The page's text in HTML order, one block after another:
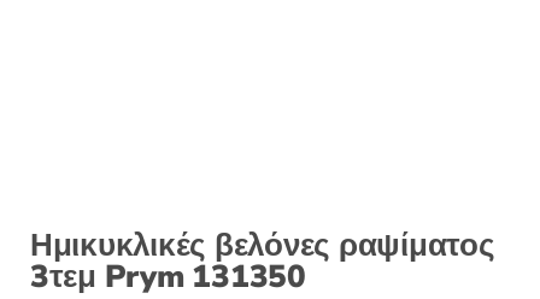
Ημικυκλικές βελόνες ραψίματος
3τεμ Prym 131350